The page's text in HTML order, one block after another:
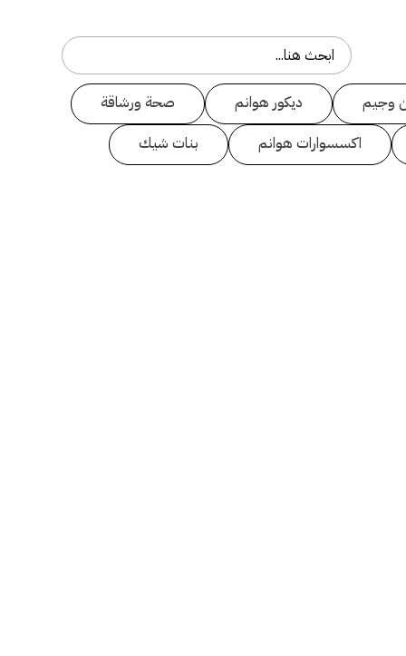
وجيم ديكور هوانم
صحة ورشاقة
اكسسوارات هوانم
بنات شيك